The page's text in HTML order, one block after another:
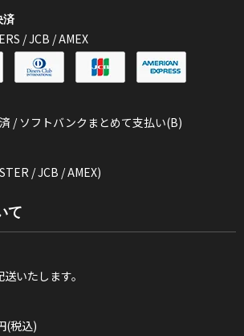
済
/ JCB / AMEX
/ ソフトバンクまとめて支払い(B)
/ JCB / AMEX)
て
いたします。
(税込)